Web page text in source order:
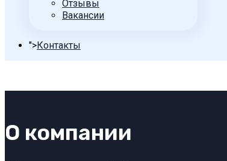
Отзывы
Вакансии
">Контакты
О компании